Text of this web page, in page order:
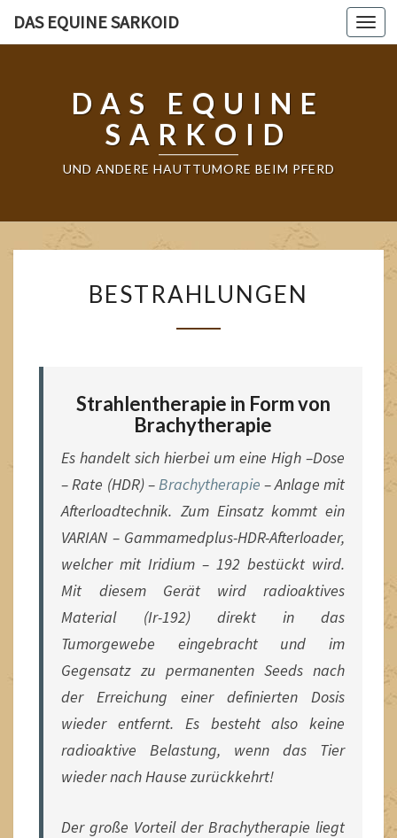
DAS EQUINE SARKOID
DAS EQUINE
SARKOID
UND ANDERE HAUTTUMORE BEIM PFERD
BESTRAHLUNGEN
Strahlentherapie in Form von
Brachytherapie
Es handelt sich hierbei um eine High –Dose
– Rate (HDR) –Brachytherapie – Anlage mit
Afterloadtechnik. Zum Einsatz kommt ein
VARIAN – Gammamedplus-HDR-Afterloader,
welcher mit Iridium – 192 bestückt wird.
Mit diesem Gerät wird radioaktives
Material (Ir-192) direkt in das
Tumorgewebe eingebracht und im
Gegensatz zu permanenten Seeds nach
der Erreichung einer definierten Dosis
wieder entfernt. Es besteht also keine
radioaktive Belastung, wenn das Tier
wieder nach Hause zurückkehrt!
Der große Vorteil der Brachytherapie liegt